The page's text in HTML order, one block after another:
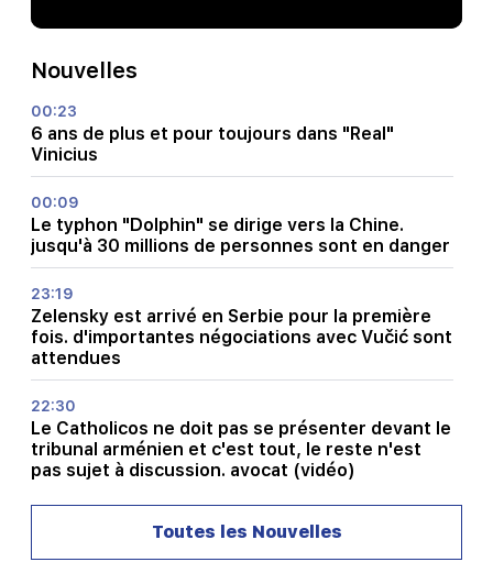
Nouvelles
00:23
6 ans de plus et pour toujours dans "Real"
Vinicius
00:09
Le typhon "Dolphin" se dirige vers la Chine.
jusqu'à 30 millions de personnes sont en danger
23:19
Zelensky est arrivé en Serbie pour la première
fois. d'importantes négociations avec Vučić sont
attendues
22:30
Le Catholicos ne doit pas se présenter devant le
tribunal arménien et c'est tout, le reste n'est
pas sujet à discussion. avocat (vidéo)
Les détails sur les victimes de la fusillade dans
une école thaïlandaise sont connus
Toutes les Nouvelles